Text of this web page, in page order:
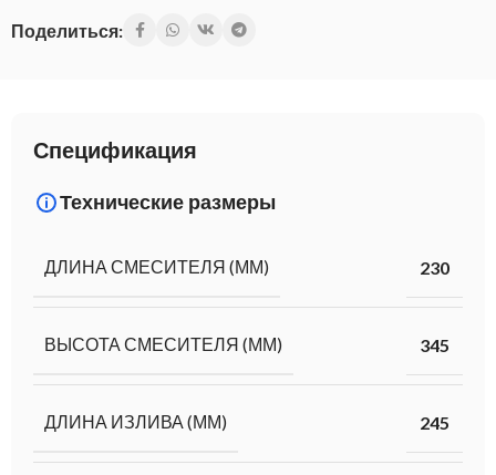
Поделиться:
Спецификация
Технические размеры
ДЛИНА СМЕСИТЕЛЯ (ММ) 230
ВЫСОТА СМЕСИТЕЛЯ (ММ) 345
ДЛИНА ИЗЛИВА (ММ) 245